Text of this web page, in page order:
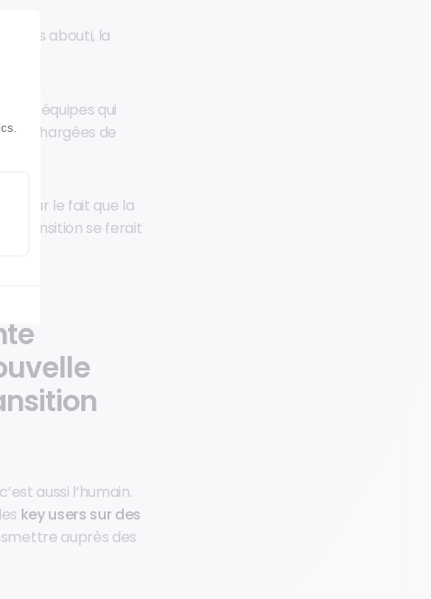
abouti, la
les équipes qui
chargées de
sur le fait que la
transition se ferait
aussi l’humain.
key users sur des
auprès des